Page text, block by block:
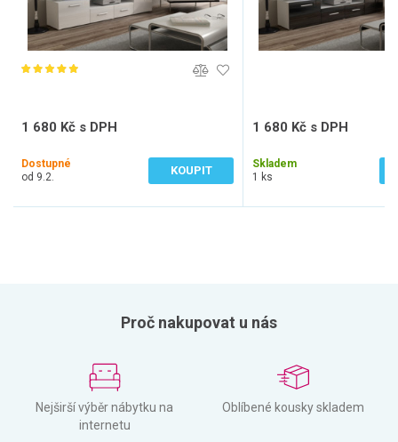
1 680 Kč s DPH
Dostupné
od 9.2.
KOUPIT
1 680 Kč s DPH
Skladem
1 ks
Proč nakupovat u nás
Nejširší výběr nábytku na
internetu
Oblíbené kousky skladem